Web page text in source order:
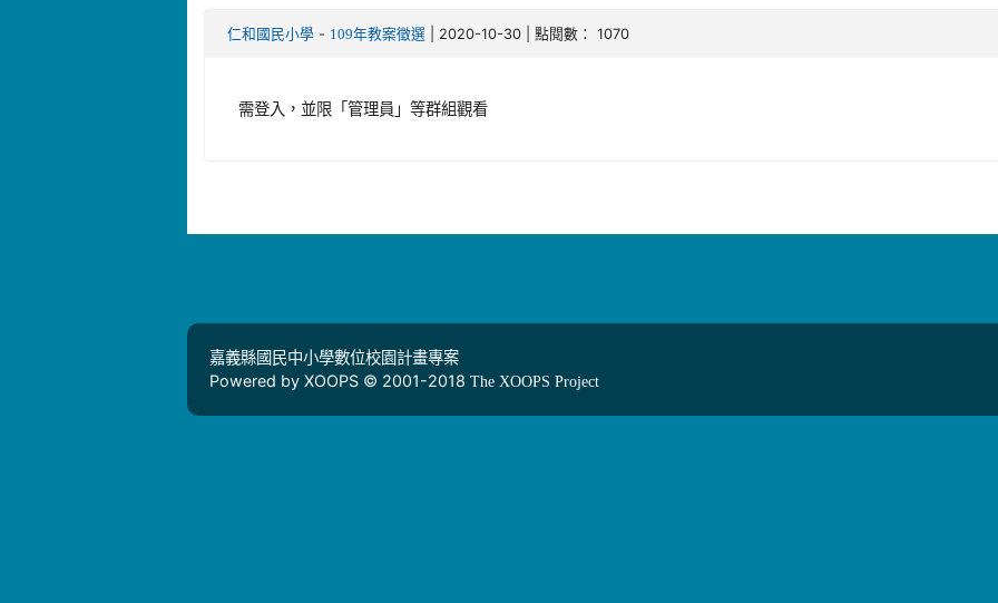
仁和國民小學 - 109年教案徵選 | 2020-10-30 | 點閱數： 1070
需登入，並限「管理員」等群組觀看
嘉義縣國民中小學數位校園計畫專案
Powered by XOOPS © 2001-2018 The XOOPS Project